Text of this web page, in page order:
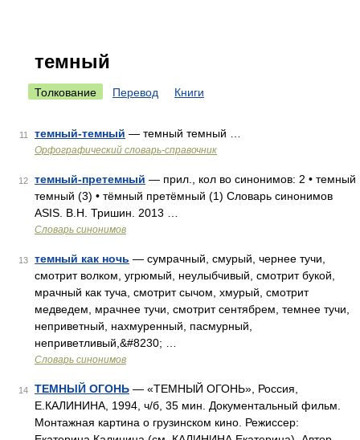
темный
Толкование Перевод Книги
11 темный-темный — темный темный …
Орфографический словарь-справочник
12 темный-претемный — прил., кол во синонимов: 2 • темный
темный (3) • тёмный претёмный (1) Словарь синонимов
ASIS. В.Н. Тришин. 2013 …
Словарь синонимов
13 темный как ночь — сумрачный, смурый, чернее тучи,
смотрит волком, угрюмый, неулыбчивый, смотрит букой,
мрачный как туча, смотрит сычом, хмурый, смотрит
медведем, мрачнее тучи, смотрит сентябрем, темнее тучи,
неприветный, нахмуренный, пасмурный,
неприветливый,&#8230; …
Словарь синонимов
14 ТЕМНЫЙ ОГОНЬ — «ТЕМНЫЙ ОГОНЬ», Россия,
Е.КАЛИНИНА, 1994, ч/б, 35 мин. Документальный фильм.
Монтажная картина о грузинском кино. Режиссер: